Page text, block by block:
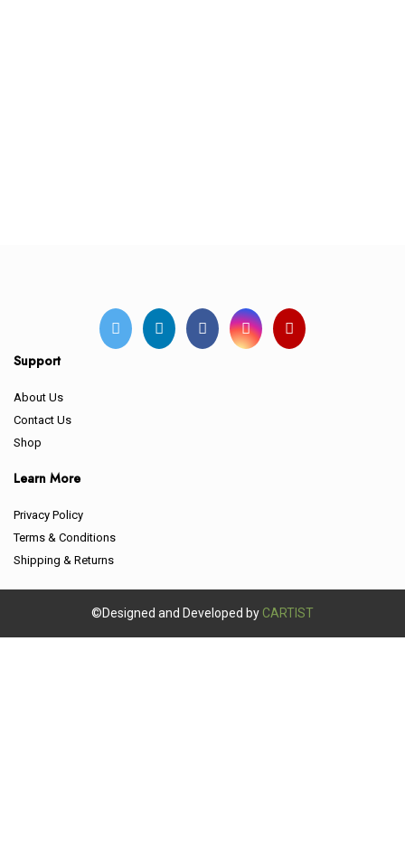
Support
About Us
Contact Us
Shop
Learn More
Privacy Policy
Terms & Conditions
Shipping & Returns
©Designed and Developed by CARTIST